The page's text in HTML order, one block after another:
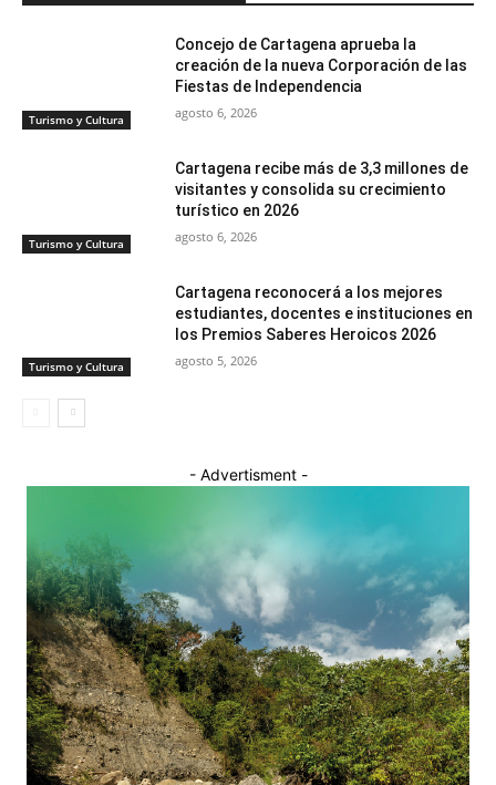
Turismo y Cultura
Concejo de Cartagena aprueba la
creación de la nueva Corporación de las
Fiestas de Independencia
agosto 6, 2026
Turismo y Cultura
Cartagena recibe más de 3,3 millones de
visitantes y consolida su crecimiento
turístico en 2026
agosto 6, 2026
Turismo y Cultura
Cartagena reconocerá a los mejores
estudiantes, docentes e instituciones en
los Premios Saberes Heroicos 2026
agosto 5, 2026
- Advertisment -